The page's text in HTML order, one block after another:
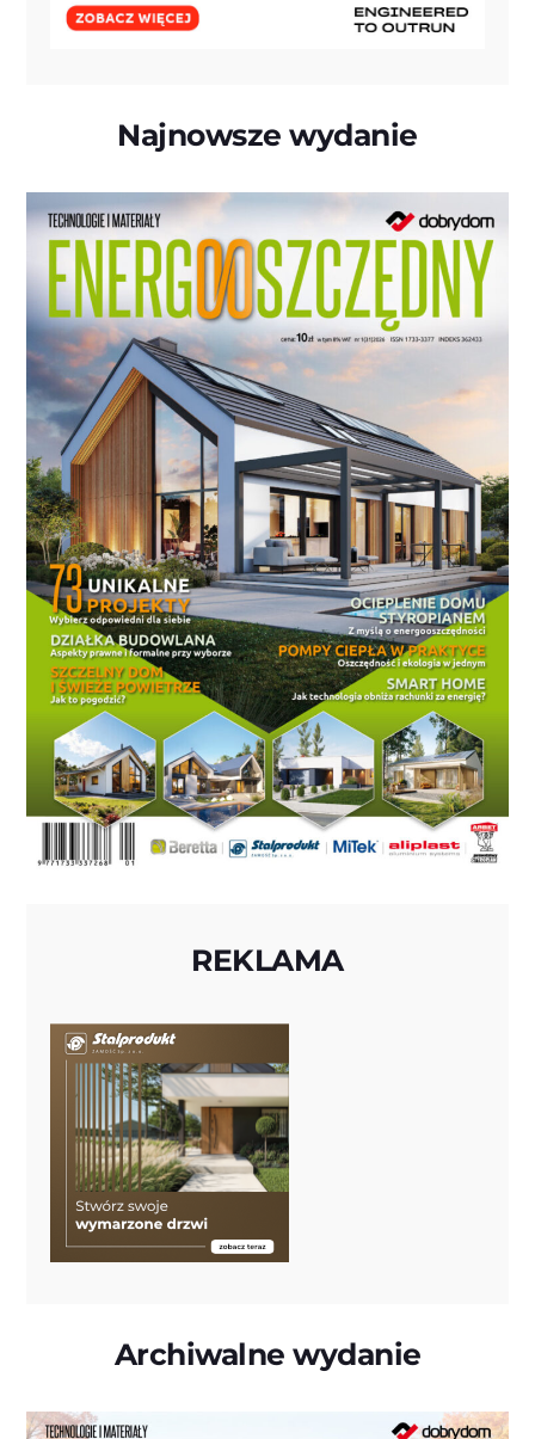
Najnowsze wydanie
REKLAMA
Archiwalne wydanie